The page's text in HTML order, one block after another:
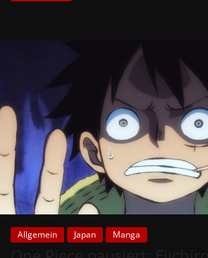
Allgemein Japan Manga